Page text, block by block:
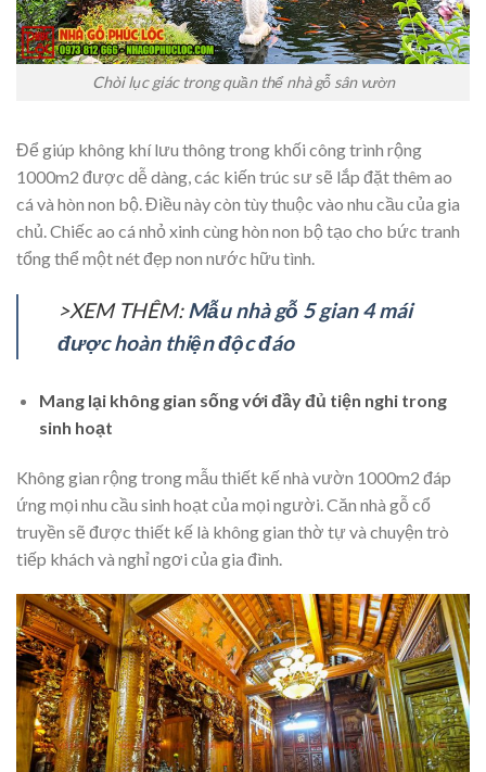
Chòi lục giác trong quần thể nhà gỗ sân vườn
Để giúp không khí lưu thông trong khối công trình rộng
1000m2 được dễ dàng, các kiến trúc sư sẽ lắp đặt thêm ao
cá và hòn non bộ. Điều này còn tùy thuộc vào nhu cầu của gia
chủ. Chiếc ao cá nhỏ xinh cùng hòn non bộ tạo cho bức tranh
tổng thể một nét đẹp non nước hữu tình.
>XEM THÊM:Mẫu nhà gỗ 5 gian 4 mái
được hoàn thiện độc đáo
Mang lại không gian sống với đầy đủ tiện nghi trong
sinh hoạt
Không gian rộng trong mẫu thiết kế nhà vườn 1000m2 đáp
ứng mọi nhu cầu sinh hoạt của mọi người. Căn nhà gỗ cổ
truyền sẽ được thiết kế là không gian thờ tự và chuyện trò
tiếp khách và nghỉ ngơi của gia đình.